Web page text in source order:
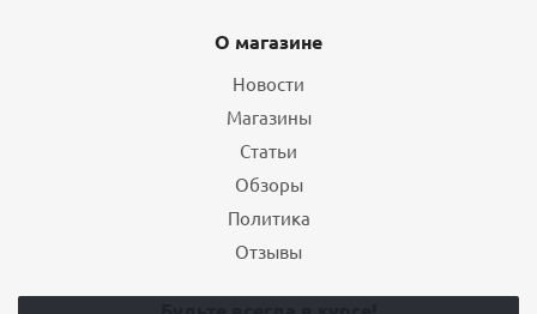
О магазине
Новости
Магазины
Статьи
Обзоры
Политика
Отзывы